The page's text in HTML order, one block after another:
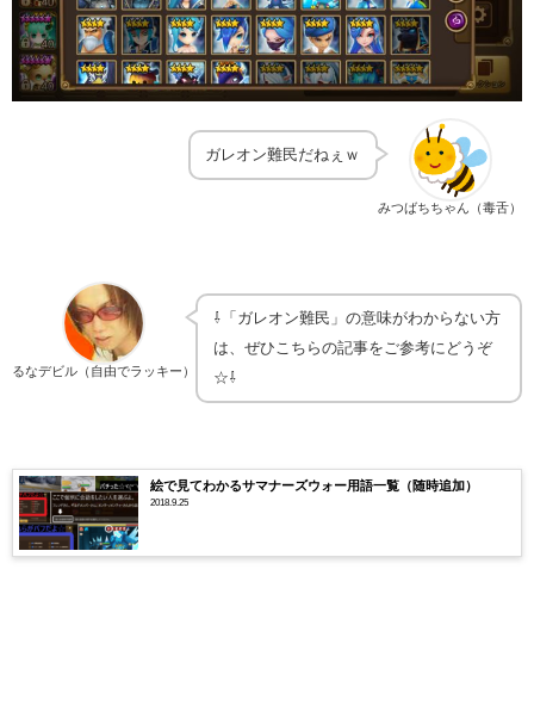
みつばちちゃん（毒舌）
ガレオン難民だねぇｗ
るなデビル（自由でラッキー）
⇩「ガレオン難民」の意味がわからない方
は、ぜひこちらの記事をご参考にどうぞ
☆⇩
絵で見てわかるサマナーズウォー用語一覧（随時追加）
2018.9.25